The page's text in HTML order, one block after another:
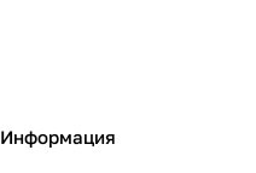
Информация